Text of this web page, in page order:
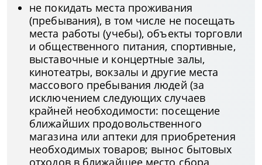
не покидать места проживания
(пребывания), в том числе не посещать
места работы (учебы), объекты торговли
и общественного питания, спортивные,
выставочные и концертные залы,
кинотеатры, вокзалы и другие места
массового пребывания людей (за
исключением следующих случаев
крайней необходимости: посещение
ближайших продовольственного
магазина или аптеки для приобретения
необходимых товаров; вынос бытовых
отходов в ближайшее место сбора